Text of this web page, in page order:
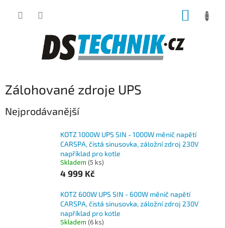
Zálohované zdroje UPS
Nejprodávanější
KOTZ 1000W UPS SIN - 1000W měnič napětí
CARSPA, čistá sinusovka, záložní zdroj 230V
například pro kotle
Skladem (5 ks)
4 999 Kč
KOTZ 600W UPS SIN - 600W měnič napětí
CARSPA, čistá sinusovka, záložní zdroj 230V
například pro kotle
Skladem (6 ks)